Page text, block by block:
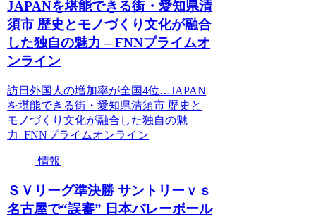
JAPANを堪能できる街・愛知県清
須市 歴史とモノづくり文化が融合
した独自の魅力 – FNNプライムオ
ンライン
訪日外国人の増加率が全国4位…JAPAN
を堪能できる街・愛知県清須市 歴史と
モノづくり文化が融合した独自の魅
力 FNNプライムオンライン
情報
ＳＶリーグ準決勝 サントリーｖｓ
名古屋で“誤審” 日本バレーボール